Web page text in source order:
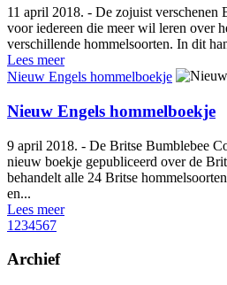
11 april 2018. - De zojuist verschenen
voor iedereen die meer wil leren over
verschillende hommelsoorten. In dit
Lees meer
Nieuw Engels hommelboekje
Nieuw Engels hommelboekje
9 april 2018. - De Britse Bumblebee
nieuw boekje gepubliceerd over de
behandelt alle 24 Britse
en...
Lees meer
1 234567
Archief